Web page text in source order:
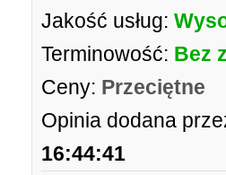
Jakość usług:
Terminowość: Bez
Ceny: Przeciętne
Opinia dodana
16:44:41